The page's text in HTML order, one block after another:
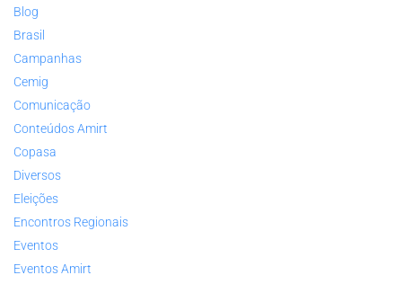
Blog
Brasil
Campanhas
Cemig
Comunicação
Conteúdos Amirt
Copasa
Diversos
Eleições
Encontros Regionais
Eventos
Eventos Amirt